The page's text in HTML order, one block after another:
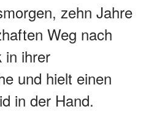
zehn Jahre
Weg nach
in ihrer
und hielt einen
in der Hand.